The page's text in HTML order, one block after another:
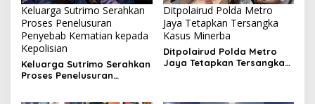
Keluarga Sutrimo Serahkan
Proses Penelusuran
Penyebab Kematian kepada
Kepolisian
Keluarga Sutrimo Serahkan
Proses Penelusuran
Ditpolairud Polda Metro
Jaya Tetapkan Tersangka
Kasus Minerba
Ditpolairud Polda Metro
Jaya Tetapkan Tersangka